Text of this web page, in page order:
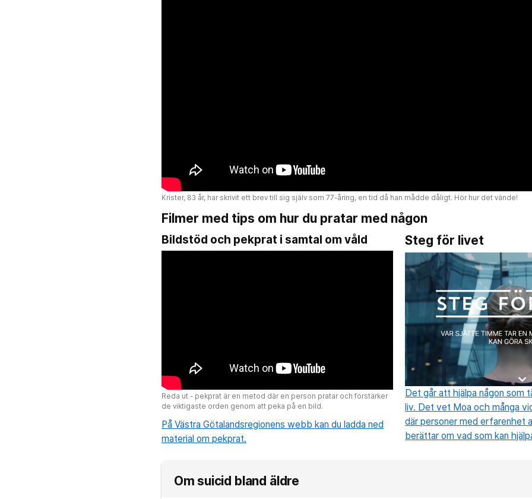
Krister, 83 år, har skrivit ett brev till sig själv som 77-åring, en tid då han mådde dåligt. Hör hur det vände!
Filmer med tips om hur du pratar med någon
Bildstöd och pekprat i samtal om våld
Reda ut - pekprat är en metod där en person pratar och förstärker
de viktigaste orden genom att peka på en bild.
På Västra Götalandsregionens webb kan du ladda ned
material om pekprat.
Steg för livet
Det går att hjälpa någon som
liv. Det vet Moa och många
där personer med erfarenhet
berättar om vad som kan
Om suicid bland äldre